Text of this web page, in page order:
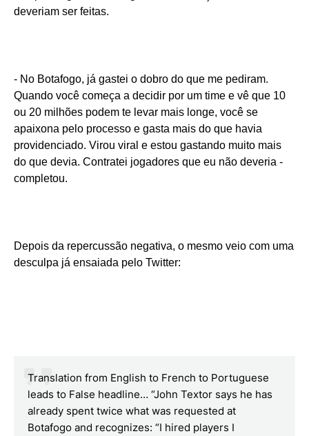
deveriam ser feitas.
- No Botafogo, já gastei o dobro do que me pediram.
Quando você começa a decidir por um time e vê que 10
ou 20 milhões podem te levar mais longe, você se
apaixona pelo processo e gasta mais do que havia
providenciado. Virou viral e estou gastando muito mais
do que devia. Contratei jogadores que eu não deveria -
completou.
Depois da repercussão negativa, o mesmo veio com uma
desculpa já ensaiada pelo Twitter:
Translation from English to French to Portuguese
leads to False headline… “John Textor says he has
already spent twice what was requested at
Botafogo and recognizes: “I hired players I